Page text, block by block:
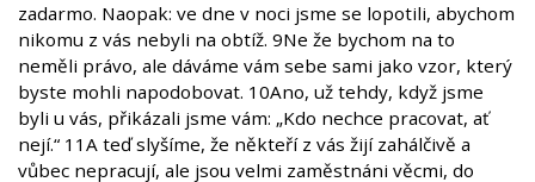
zadarmo. Naopak: ve dne v noci jsme se lopotili, abychom
nikomu z vás nebyli na obtíž. 9Ne že bychom na to
neměli právo, ale dáváme vám sebe sami jako vzor, který
byste mohli napodobovat. 10Ano, už tehdy, když jsme
byli u vás, přikázali jsme vám: „Kdo nechce pracovat, ať
nejí.“ 11A teď slyšíme, že někteří z vás žijí zahálčivě a
vůbec nepracují, ale jsou velmi zaměstnáni věcmi, do